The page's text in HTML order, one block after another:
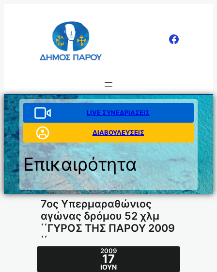
LIVE ΣΥΝΕΔΡΙΑΣΕΙΣ
ΔΙΑΒΟΥΛΕΥΣΕΙΣ
Επικαιρότητα
7ος Υπερμαραθώνιος
αγώνας δρόμου 52 χλμ
΄΄ΓΥΡΟΣ ΤΗΣ ΠΑΡΟΥ 2009
΄΄
2009
17
ΙΟΎΝ